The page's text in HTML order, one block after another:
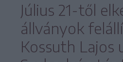
Július 21-től
állványok
Kossuth Lajos